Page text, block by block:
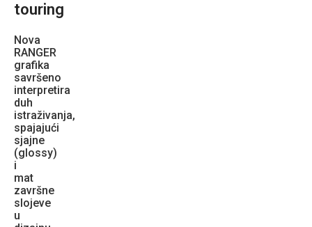
touring
Nova
RANGER
grafika
savršeno
interpretira
duh
istraživanja,
spajajući
sjajne
(glossy)
i
mat
završne
slojeve
u